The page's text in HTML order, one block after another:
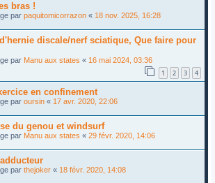
bras !
par paquitomicorrazon « 18 nov. 2025, 16:28
discale/nerf sciatique, Que faire pour
par Manu aux states « 16 mai 2024, 03:36
1 2 3 4
en confinement
par oursin « 17 avr. 2020, 22:06
du genou et windsurf
par Manu aux states « 29 févr. 2020, 14:06
par thejoker « 18 févr. 2020, 14:08